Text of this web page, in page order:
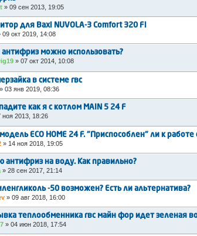
» 09 сен 2013, 19:05
для Baxi NUVOLA-3 Comfort 320 Fi
09 окт 2019, 14:08
антифриз можно использовать?
» 07 окт 2014, 10:08
в системе гвс
» 03 янв 2019, 08:36
как я с котлом MAIN 5 24 F
ноя 2013, 18:26
ECO HOME 24 F. "Приспособлен" ли к
» 14 ноя 2018, 19:05
антифриз на воду. Как правильно?
» 28 сен 2017, 21:14
-50 возможен? Есть ли альтернатива?
» 09 авг 2018, 16:00
теплообменника гвс майн фор идет зеленая
» 04 июн 2018, 17:54